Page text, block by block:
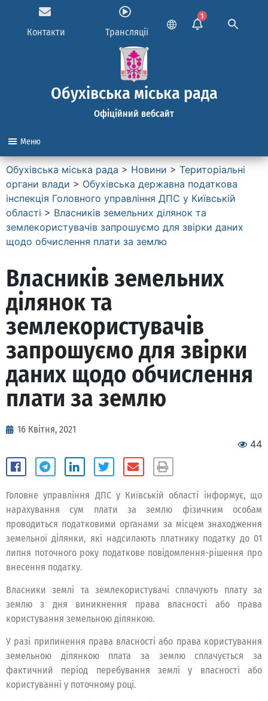
Контакти Трансляції
1
Обухівська міська рада
Офіційний вебсайт
Меню
Обухівська міська рада > Новини > Територіальні
органи влади > Обухівська державна податкова
інспекція Головного управління ДПС у Київській
області > Власників земельних ділянок та
землекористувачів запрошуємо для звірки даних
щодо обчислення плати за землю
Власників земельних
ділянок та
землекористувачів
запрошуємо для звірки
даних щодо обчислення
плати за землю
16 Квітня, 2021
44
Головне управління ДПС у Київській області інформує, що
нарахування сум плати за землю фізичним особам
проводиться податковими органами за місцем знаходження
земельної ділянки, які надсилають платнику податку до 01
липня поточного року податкове повідомлення-рішення про
внесення податку.
Власники землі та землекористувачі сплачують плату за
землю з дня виникнення права власності або права
користування земельною ділянкою.
У разі припинення права власності або права користування
земельною ділянкою плата за землю сплачується за
фактичний період перебування землі у власності або
користуванні у поточному році.